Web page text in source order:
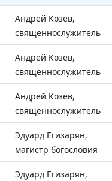
Андрей Козев,
священнослужитель
Андрей Козев,
священнослужитель
Андрей Козев,
священнослужитель
Эдуард Егизарян,
магистр богословия
Эдуард Егизарян,